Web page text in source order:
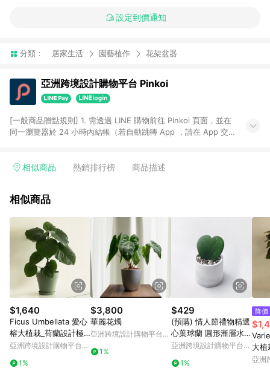
設定到價通知
分類： 居家生活 園藝植作 花架盆器
亞洲跨境設計購物平台 Pinkoi
[一般商品贈點規則] 1. 需透過 LINE 購物前往 Pinkoi 頁面，並在
同一瀏覽器於 24 小時內結帳（若自動跳轉 App ，請在 App 交
回饋訂單不得享有 Pinkoi 站方優惠，例如首購優惠，P coins，
行為，不具贈點資格，部分退款不在此限。 6. APP 請更新至
貨後 45 天後發送。 8. 群眾募資商品，禮物卡，開館保證金，補
運費，攤位費等不具贈點資格。 9. LINE 購物站上之商品規格、
顏色、價位、贈品如與 Pinkoi 商品資訊頁及購物車不符，以
Pinkoi 購物商品資訊頁及購物車標示為準。 10. 點數紅包使用規
則請以點數紅包活動說明為準。 11. 若於 LINE 購物前往 Pinkoi
頁面後才首次下載 Pinkoi APP 並完成訂單，不符合導購資格；承
上，首次下載 Pinkoi APP 後，需透過 LINE 購物前往 Pinkoi 頁
面，方享導購資格。
相似商品 熱銷排行榜 商品描述
相似商品
$1,640
Ficus Umbellata 愛心
榕大植栽_荷蘭設計極
簡霧面盆
亞洲跨境設計購物平台
1%
$3,800
華麗花燭
亞洲跨境設計購物平台
1%
$429
(預購) 情人節禮物精選
心葉球蘭 圓形漸層水泥
植栽 室內觀賞植栽
亞洲跨境設計購物平台
1%
降價
大植
亞洲